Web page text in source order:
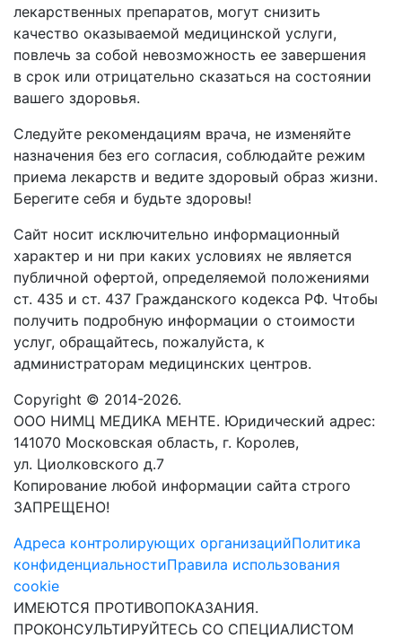
лекарственных препаратов, могут снизить
качество оказываемой медицинской услуги,
повлечь за собой невозможность ее завершения
в срок или отрицательно сказаться на состоянии
вашего здоровья.
Следуйте рекомендациям врача, не изменяйте
назначения без его согласия, соблюдайте режим
приема лекарств и ведите здоровый образ жизни.
Берегите себя и будьте здоровы!
Сайт носит исключительно информационный
характер и ни при каких условиях не является
публичной офертой, определяемой положениями
ст. 435 и ст. 437 Гражданского кодекса РФ. Чтобы
получить подробную информации о стоимости
услуг, обращайтесь, пожалуйста, к
администраторам медицинских центров.
Copyright © 2014-2026.
ООО НИМЦ МЕДИКА МЕНТЕ. Юридический адрес:
141070 Московская область, г. Королев,
ул. Циолковского д.7
Копирование любой информации сайта строго
ЗАПРЕЩЕНО!
Адреса контролирующих организацийПолитика
конфиденциальностиПравила использования
cookie
ИМЕЮТСЯ ПРОТИВОПОКАЗАНИЯ.
ПРОКОНСУЛЬТИРУЙТЕСЬ СО СПЕЦИАЛИСТОМ